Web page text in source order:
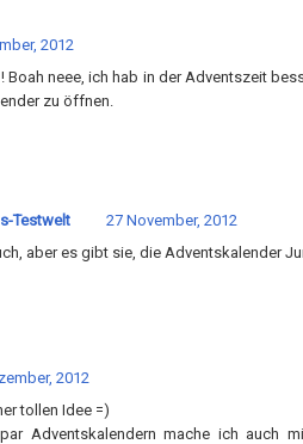
2012
Boah neee, ich hab in der Adventszeit
zu öffnen.
Testwelt
27 November, 2012
aber es gibt sie, die Adventskalender
2012
tollen Idee =)
Adventskalendern mache ich auch